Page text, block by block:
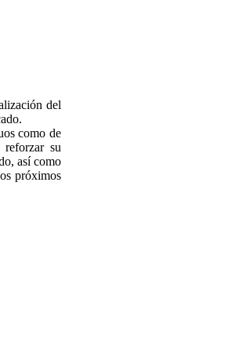
del
como de
su
así como
próximos